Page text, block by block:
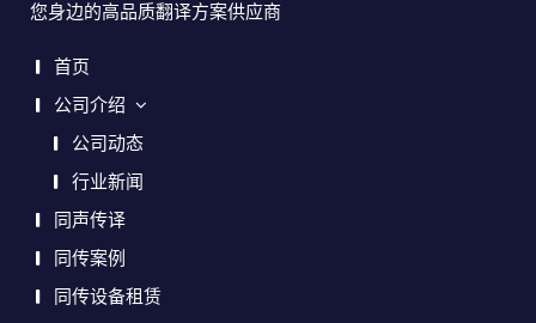
您身边的高品质翻译方案供应商
首页
公司介绍
公司动态
行业新闻
同声传译
同传案例
同传设备租赁